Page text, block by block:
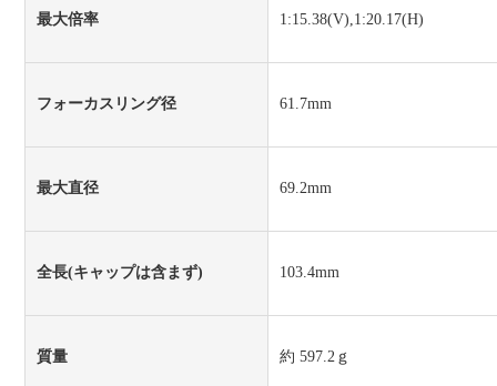
最大倍率 1:15.38(V),1:20.17(H)
フォーカスリング径 61.7mm
最大直径 69.2mm
全長(キャップは含まず) 103.4mm
質量 約 597.2ｇ